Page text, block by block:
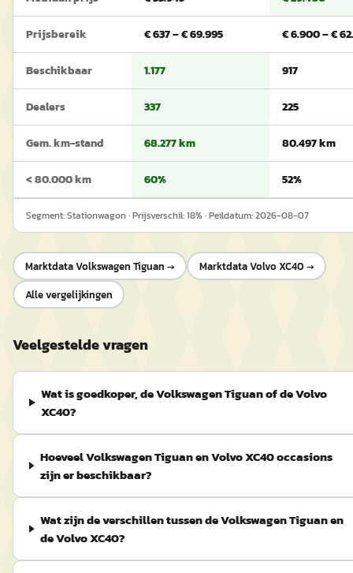
Prijsbereik € 637 – € 69.995 € 6.900 – €
Beschikbaar 1.177 917
Dealers 337 225
Gem. km-stand 68.277 km 80.497 km
< 80.000 km 60% 52%
Segment:Stationwagon· Prijsverschil:18% · Peildatum:2026-08-07
MarktdataVolkswagen Tiguan → MarktdataVolvo XC40 →
Alle vergelijkingen
Veelgestelde vragen
Wat is goedkoper, de Volkswagen Tiguan of de Volvo
XC40?
Hoeveel Volkswagen Tiguan en Volvo XC40 occasions
zijn er beschikbaar?
Wat zijn de verschillen tussen de Volkswagen Tiguan en
de Volvo XC40?